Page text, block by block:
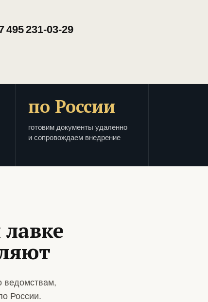
495 231-03-29
по России
готовим документы удаленно
и сопровождаем внедрение
ведомствам,
России.